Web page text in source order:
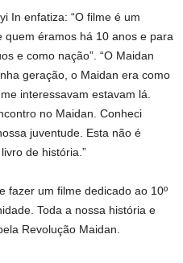
In enfatiza: “O filme é um
éramos há 10 anos e para
e como nação”. “O Maidan
geração, o Maidan era como
interessavam estavam lá.
no Maidan. Conheci
juventude. Esta não é
de história.”
fazer um filme dedicado ao 10º
Toda a nossa história e
Revolução Maidan.